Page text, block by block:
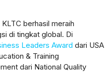
berhasil meraih
di tingkat global. Di
Leaders Award dari USA
& Training
dari National Quality